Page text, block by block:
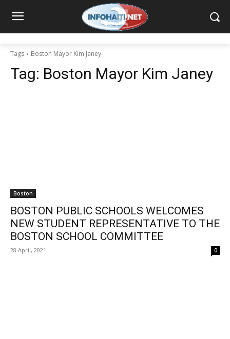
Tags Boston Mayor Kim Janey
Tag: Boston Mayor Kim Janey
Boston
BOSTON PUBLIC SCHOOLS WELCOMES
NEW STUDENT REPRESENTATIVE TO THE
BOSTON SCHOOL COMMITTEE
28 April, 2021 0